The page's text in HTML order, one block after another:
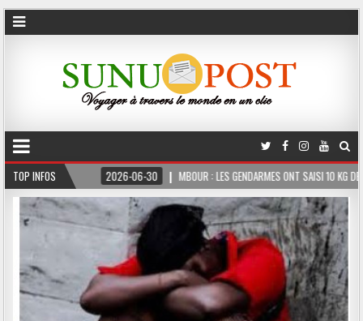
TOP INFOS 2026-06-30 MBOUR : LES GENDARMES ONT SAISI 10 KG DE CHANVRE